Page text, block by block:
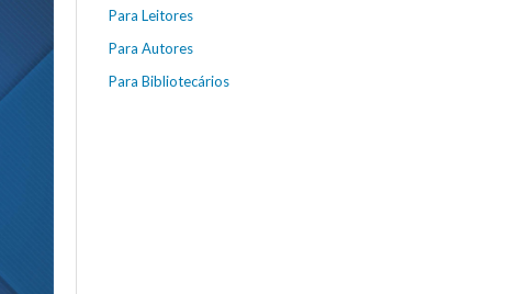
Para Leitores
Para Autores
Para Bibliotecários